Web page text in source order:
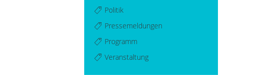
Politik
Pressemeldungen
Programm
Veranstaltung